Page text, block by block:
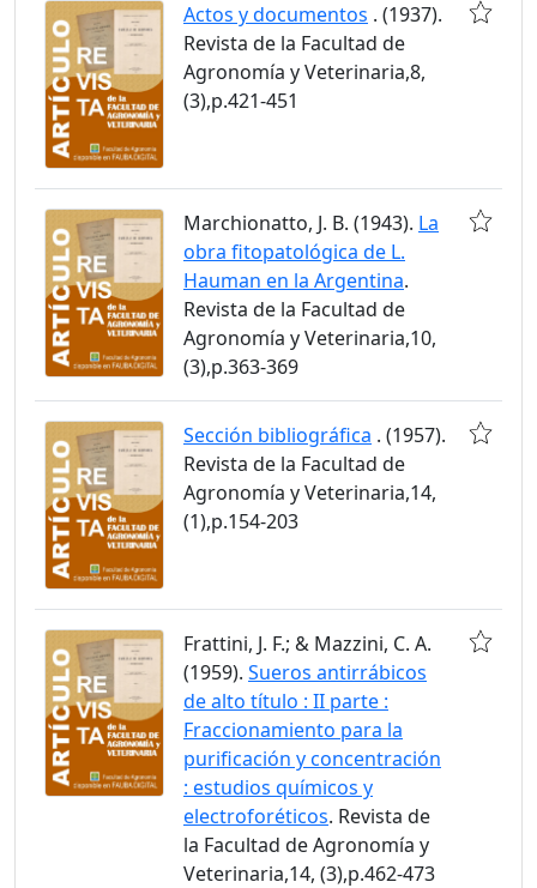
Actos y documentos . (1937).
Revista de la Facultad de
Agronomía y Veterinaria,8,
(3),p.421-451
Marchionatto, J. B. (1943). La
obra fitopatológica de L.
Hauman en la Argentina.
Revista de la Facultad de
Agronomía y Veterinaria,10,
(3),p.363-369
Sección bibliográfica . (1957).
Revista de la Facultad de
Agronomía y Veterinaria,14,
(1),p.154-203
Frattini, J. F.; & Mazzini, C. A.
(1959). Sueros antirrábicos
de alto título : II parte :
Fraccionamiento para la
purificación y concentración
: estudios químicos y
electroforéticos. Revista de
la Facultad de Agronomía y
Veterinaria,14, (3),p.462-473